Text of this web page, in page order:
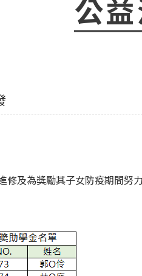
公
及為獎勵其子女防疫期間努